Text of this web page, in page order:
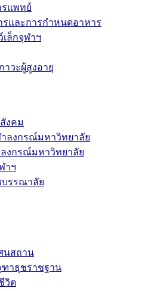
แพทย์
และการกำหนดอาหาร
ล็กจุฬาฯ
าวะผู้สูงอายุ
งคม
ลงกรณ์มหาวิทยาลัย
งกรณ์มหาวิทยาลัย
าฯ
รรณาลัย
สถาน
าธุชราชฐาน
วิต